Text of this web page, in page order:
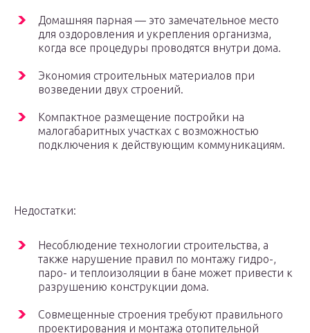
Домашняя парная — это замечательное место
для оздоровления и укрепления организма,
когда все процедуры проводятся внутри дома.
Экономия строительных материалов при
возведении двух строений.
Компактное размещение постройки на
малогабаритных участках с возможностью
подключения к действующим коммуникациям.
Недостатки:
Несоблюдение технологии строительства, а
также нарушение правил по монтажу гидро-,
паро- и теплоизоляции в бане может привести к
разрушению конструкции дома.
Совмещенные строения требуют правильного
проектирования и монтажа отопительной